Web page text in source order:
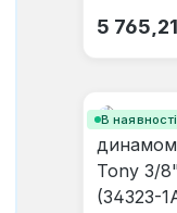
5
В наявності